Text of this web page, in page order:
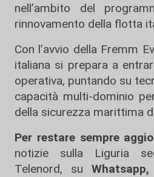
nell’ambito del
rinnovamento della flotta
Con l’avvio della Fremm
italiana si prepara a
operativa, puntando su
capacità multi-dominio
della sicurezza marittima
Per restare sempre
notizie sulla Liguria
Telenord, su
Whatsapp,